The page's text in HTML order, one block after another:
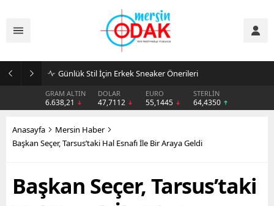
Günlük Stil İçin Erkek Sneaker Önerileri
GRAM ALTIN
6.638,21
DOLAR
47,7112
EURO
55,1445
STERLİN
64,4350
Anasayfa
Mersin Haber
Başkan Seçer, Tarsus’taki Hal Esnafı İle Bir Araya Geldi
Başkan Seçer, Tarsus’taki